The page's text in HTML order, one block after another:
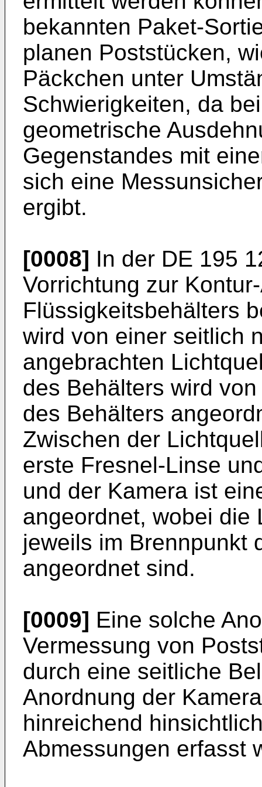
bekannten Paket-
planen Poststücken,
Päckchen unter
Schwierigkeiten, da
geometrische
Gegenstandes mit
sich eine
ergibt.
[0008] In der DE 195
Vorrichtung zur
Flüssigkeitsbehälters
wird von einer seitlich
angebrachten
des Behälters wird
des Behälters
Zwischen der
erste Fresnel-Linse
und der Kamera ist
angeordnet, wobei die
jeweils im Brennpunkt
angeordnet sind.
[0009] Eine solche
Vermessung von
durch eine seitliche
Anordnung der
hinreichend
Abmessungen erfasst